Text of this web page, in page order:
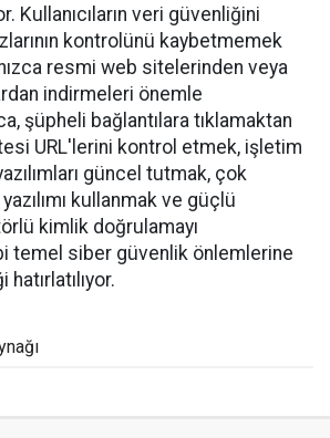
Kullanıcıların veri güvenliğini
kontrolünü kaybetmemek
resmi web sitelerinden veya
indirmeleri önemle
şüpheli bağlantılara tıklamaktan
URL'lerini kontrol etmek, işletim
güncel tutmak, çok
kullanmak ve güçlü
kimlik doğrulamayı
temel siber güvenlik önlemlerine